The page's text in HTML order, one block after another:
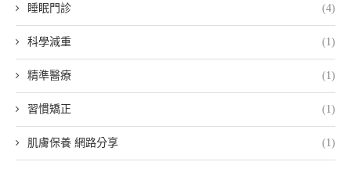
睡眠門診 (4)
科學減重 (1)
精準醫療 (1)
習慣矯正 (1)
肌膚保養 網路分享 (1)